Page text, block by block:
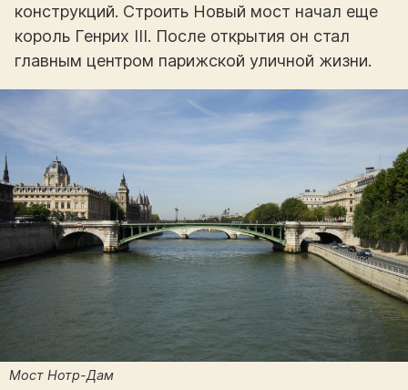
конструкций. Строить Новый мост начал еще
король Генрих III. После открытия он стал
главным центром парижской уличной жизни.
Мост Нотр-Дам